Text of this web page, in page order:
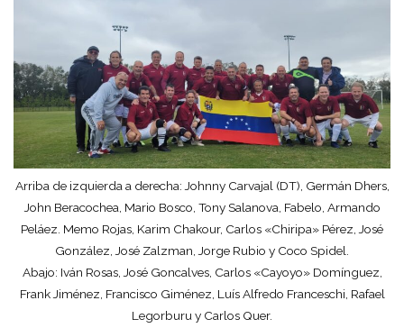
Arriba de izquierda a derecha: Johnny Carvajal (DT), Germán Dhers,
John Beracochea, Mario Bosco, Tony Salanova, Fabelo, Armando
Peláez. Memo Rojas, Karim Chakour, Carlos «Chiripa» Pérez, José
González, José Zalzman, Jorge Rubio y Coco Spidel.
Abajo: Iván Rosas, José Goncalves, Carlos «Cayoyo» Domínguez,
Frank Jiménez, Francisco Giménez, Luís Alfredo Franceschi, Rafael
Legorburu y Carlos Quer.